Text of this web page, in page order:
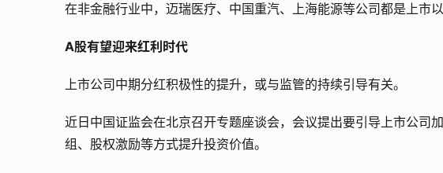
在非金融行业中，迈瑞医疗、中国重汽、上海能源等公司都是上市
A股有望迎来红利时代
上市公司中期分红积极性的提升，或与监管的持续引导有关。
近日中国证监会在北京召开专题座谈会，会议提出要引导上市公司
组、股权激励等方式提升投资价值。